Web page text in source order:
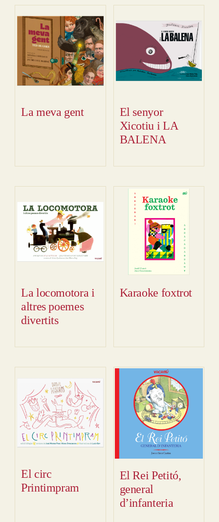
La meva gent
El senyor
Xicotiu i LA
BALENA
La locomotora i
altres poemes
divertits
Karaoke foxtrot
El circ
Printimpram
El Rei Petitó,
general
d’infanteria